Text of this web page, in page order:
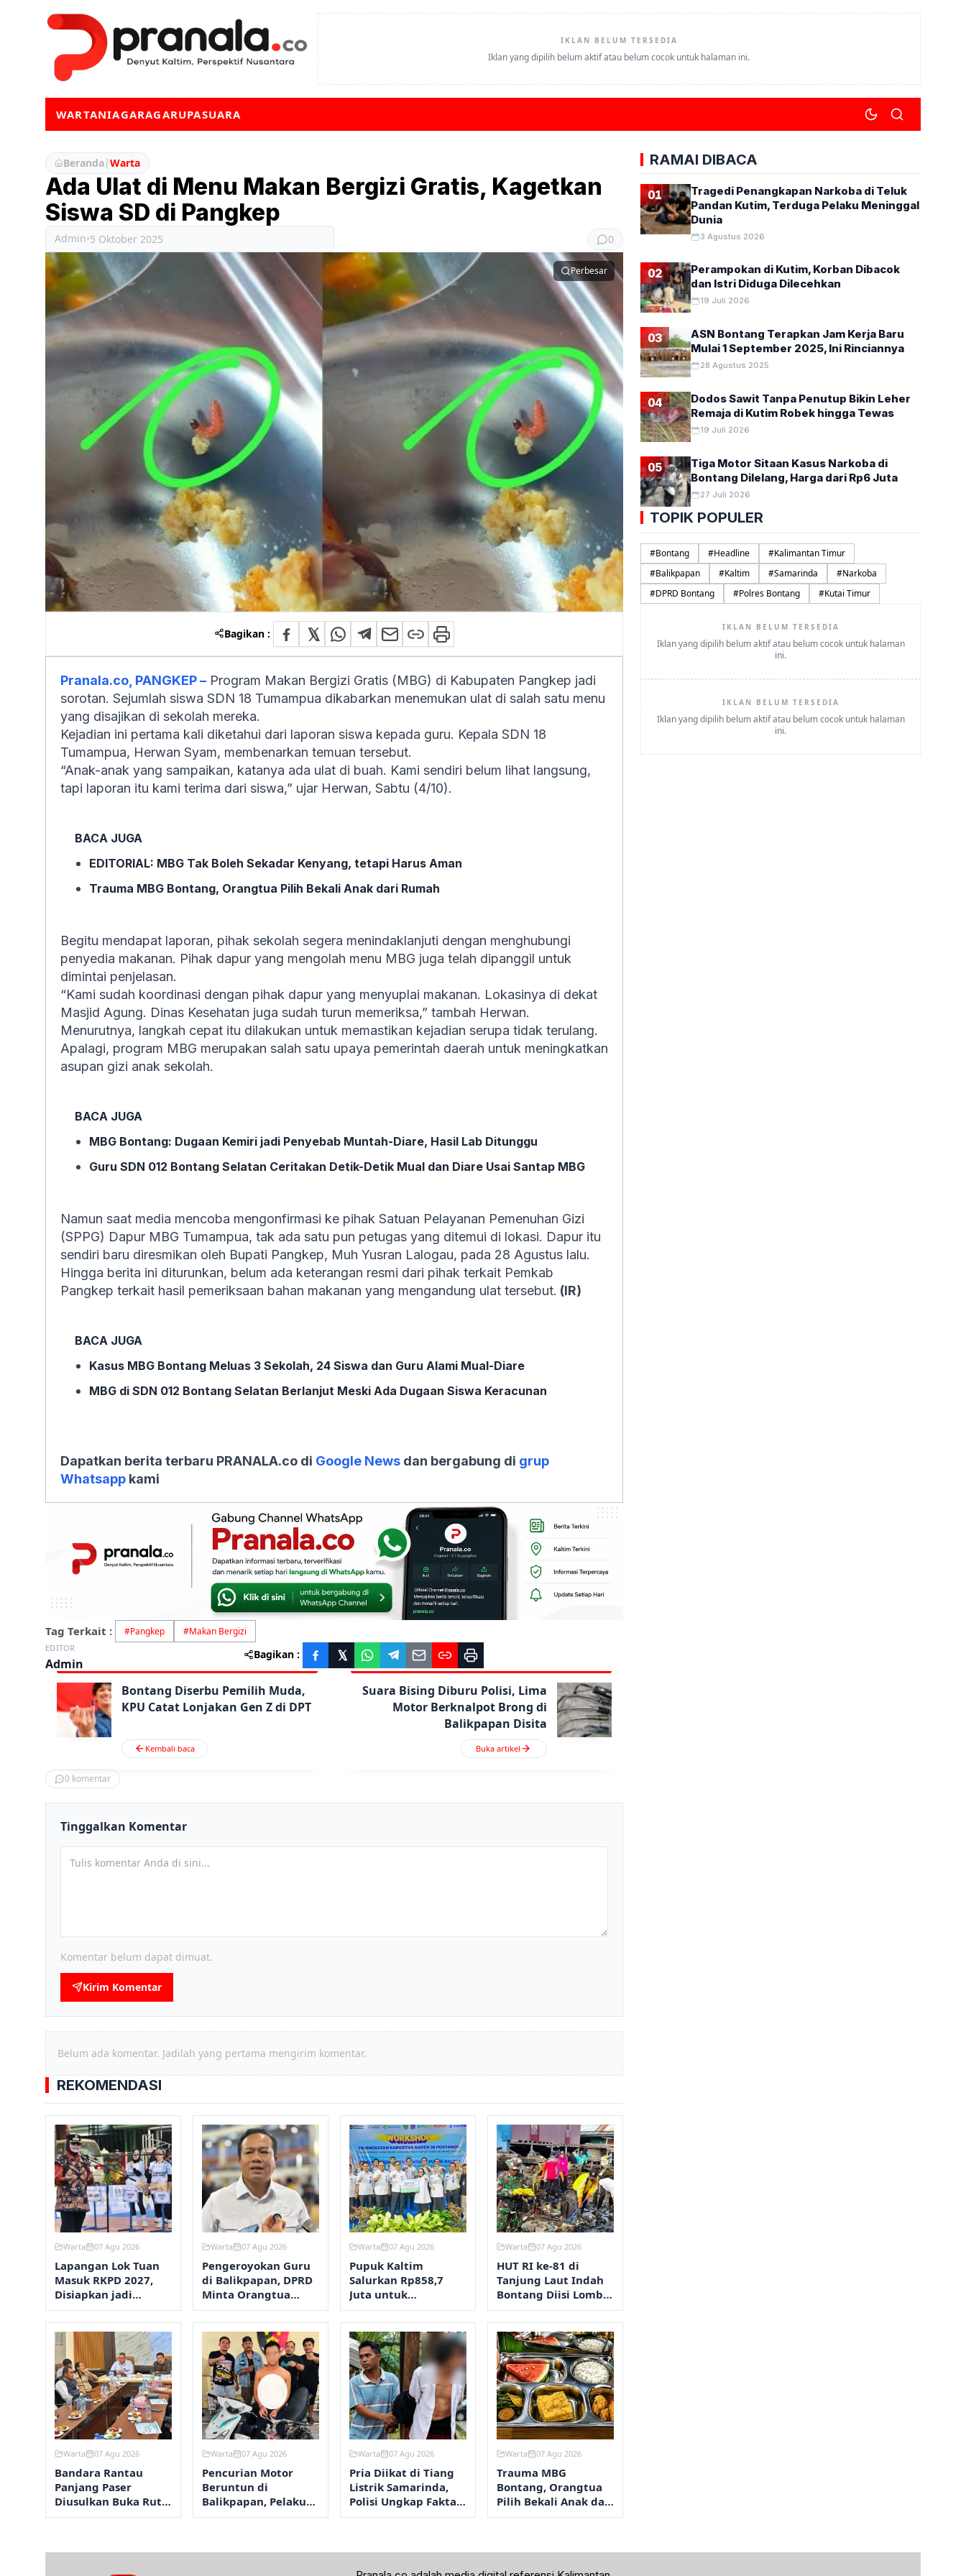
IKLAN BELUM TERSEDIA
Iklan yang dipilih belum aktif atau belum cocok untuk halaman ini.
WARTANIAGARAGARUPASUARA
Beranda|Warta
Ada Ulat di Menu Makan Bergizi Gratis, Kagetkan
Siswa SD di Pangkep
Admin•5 Oktober 2025 0
Perbesar
Bagikan :
Pranala.co, PANGKEP – Program Makan Bergizi Gratis (MBG) di Kabupaten Pangkep jadi
sorotan. Sejumlah siswa SDN 18 Tumampua dikabarkan menemukan ulat di salah satu menu
yang disajikan di sekolah mereka.
Kejadian ini pertama kali diketahui dari laporan siswa kepada guru. Kepala SDN 18
Tumampua, Herwan Syam, membenarkan temuan tersebut.
“Anak-anak yang sampaikan, katanya ada ulat di buah. Kami sendiri belum lihat langsung,
tapi laporan itu kami terima dari siswa,” ujar Herwan, Sabtu (4/10).
BACA JUGA
EDITORIAL: MBG Tak Boleh Sekadar Kenyang, tetapi Harus Aman
Trauma MBG Bontang, Orangtua Pilih Bekali Anak dari Rumah
Begitu mendapat laporan, pihak sekolah segera menindaklanjuti dengan menghubungi
penyedia makanan. Pihak dapur yang mengolah menu MBG juga telah dipanggil untuk
dimintai penjelasan.
“Kami sudah koordinasi dengan pihak dapur yang menyuplai makanan. Lokasinya di dekat
Masjid Agung. Dinas Kesehatan juga sudah turun memeriksa,” tambah Herwan.
Menurutnya, langkah cepat itu dilakukan untuk memastikan kejadian serupa tidak terulang.
Apalagi, program MBG merupakan salah satu upaya pemerintah daerah untuk meningkatkan
asupan gizi anak sekolah.
BACA JUGA
MBG Bontang: Dugaan Kemiri jadi Penyebab Muntah-Diare, Hasil Lab Ditunggu
Guru SDN 012 Bontang Selatan Ceritakan Detik-Detik Mual dan Diare Usai Santap MBG
Namun saat media mencoba mengonfirmasi ke pihak Satuan Pelayanan Pemenuhan Gizi
(SPPG) Dapur MBG Tumampua, tak ada satu pun petugas yang ditemui di lokasi. Dapur itu
sendiri baru diresmikan oleh Bupati Pangkep, Muh Yusran Lalogau, pada 28 Agustus lalu.
Hingga berita ini diturunkan, belum ada keterangan resmi dari pihak terkait Pemkab
Pangkep terkait hasil pemeriksaan bahan makanan yang mengandung ulat tersebut. (IR)
BACA JUGA
Kasus MBG Bontang Meluas 3 Sekolah, 24 Siswa dan Guru Alami Mual-Diare
MBG di SDN 012 Bontang Selatan Berlanjut Meski Ada Dugaan Siswa Keracunan
Dapatkan berita terbaru PRANALA.co di Google News dan bergabung di grup
Whatsapp kami
Tag Terkait : #Pangkep #Makan Bergizi
EDITOR
Admin
Bagikan :
Bontang Diserbu Pemilih Muda,
KPU Catat Lonjakan Gen Z di DPT
Kembali baca
Suara Bising Diburu Polisi, Lima
Motor Berknalpot Brong di
Balikpapan Disita
Buka artikel
0 komentar
Tinggalkan Komentar
Komentar belum dapat dimuat.
Kirim Komentar
Belum ada komentar. Jadilah yang pertama mengirim komentar.
REKOMENDASI
Warta 07 Agu 2026
Lapangan Lok Tuan
Masuk RKPD 2027,
Disiapkan jadi
Kawasan Olahraga
Terpadu
Warta 07 Agu 2026
Pengeroyokan Guru
di Balikpapan, DPRD
Minta Orangtua
Perketat
Pengawasan Anak
Warta 07 Agu 2026
Pupuk Kaltim
Salurkan Rp858,7
Juta untuk
Pengendalian
Stunting Bontang
Warta 07 Agu 2026
HUT RI ke-81 di
Tanjung Laut Indah
Bontang Diisi Lomba
RT Terbersih hingga
Fashion Show
Warta 07 Agu 2026
Bandara Rantau
Panjang Paser
Diusulkan Buka Rute
Perintis ke
Warta 07 Agu 2026
Pencurian Motor
Beruntun di
Balikpapan, Pelaku
Beraksi Dua Kali
Warta 07 Agu 2026
Pria Diikat di Tiang
Listrik Samarinda,
Polisi Ungkap Fakta
Sebenarnya
Warta 07 Agu 2026
Trauma MBG
Bontang, Orangtua
Pilih Bekali Anak dari
Rumah
RAMAI DIBACA
01
Tragedi Penangkapan Narkoba di Teluk
Pandan Kutim, Terduga Pelaku Meninggal
Dunia
3 Agustus 2026
02
Perampokan di Kutim, Korban Dibacok
dan Istri Diduga Dilecehkan
19 Juli 2026
03
ASN Bontang Terapkan Jam Kerja Baru
Mulai 1 September 2025, Ini Rinciannya
28 Agustus 2025
04
Dodos Sawit Tanpa Penutup Bikin Leher
Remaja di Kutim Robek hingga Tewas
19 Juli 2026
05
Tiga Motor Sitaan Kasus Narkoba di
Bontang Dilelang, Harga dari Rp6 Juta
27 Juli 2026
TOPIK POPULER
#Bontang #Headline #Kalimantan Timur
#Balikpapan #Kaltim #Samarinda #Narkoba
#DPRD Bontang #Polres Bontang #Kutai Timur
IKLAN BELUM TERSEDIA
Iklan yang dipilih belum aktif atau belum cocok untuk halaman
ini.
IKLAN BELUM TERSEDIA
Iklan yang dipilih belum aktif atau belum cocok untuk halaman
ini.